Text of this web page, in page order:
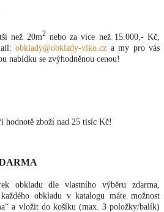
než 20m2nebo za více než 15.000,- Kč,
obklady@obklady-viko.cz a my pro vás
nabídku se zvýhodněnou cenou!
hodnotě zboží nad 25 tisíc Kč!
obkladu dle vlastního výběru zdarma,
obkladu v katalogu máte možnost
a vložit do košíku (max. 3 položky/balík)